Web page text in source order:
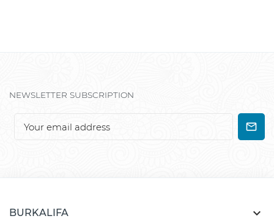
NEWSLETTER SUBSCRIPTION
BURKALIFA 